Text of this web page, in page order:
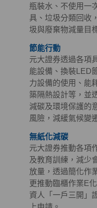
瓶裝水、不使用一
具、垃圾分類回收
圾與廢棄物減量目
節能行動
元大證券透過各項
能設備、換裝LED
力設備的使用、能
築隔熱設計等，並
減碳及環境保護的
風險，減緩氣候變
無紙化減碳
元大證券推動各項
及教育訓練，減少
放量，透過簡化作
更推動臨櫃作業E
資人「一戶三開」